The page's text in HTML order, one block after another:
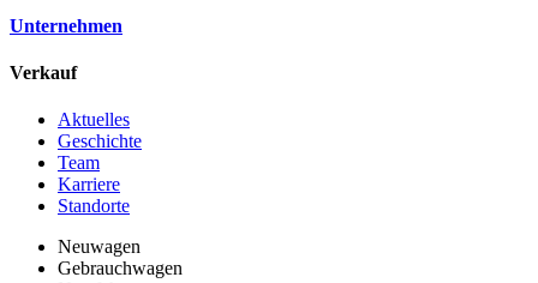
Unternehmen
Verkauf
Aktuelles
Geschichte
Team
Karriere
Standorte
Neuwagen
Gebrauchwagen